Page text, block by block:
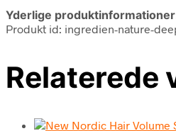
Yderlige
Produkt id: ingredien-nature-
Relaterede